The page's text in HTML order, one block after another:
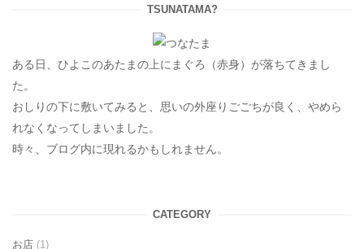
TSUNATAMA?
ある日、ひよこのあたまの上にまぐろ（赤身）が落ちてきまし
た。
おしりの下に敷いてみると、思いの外座りごごちが良く、やめら
れなくなってしまいました。
時々、ブログ内に現れるかもしれません。
CATEGORY
お店 (1)